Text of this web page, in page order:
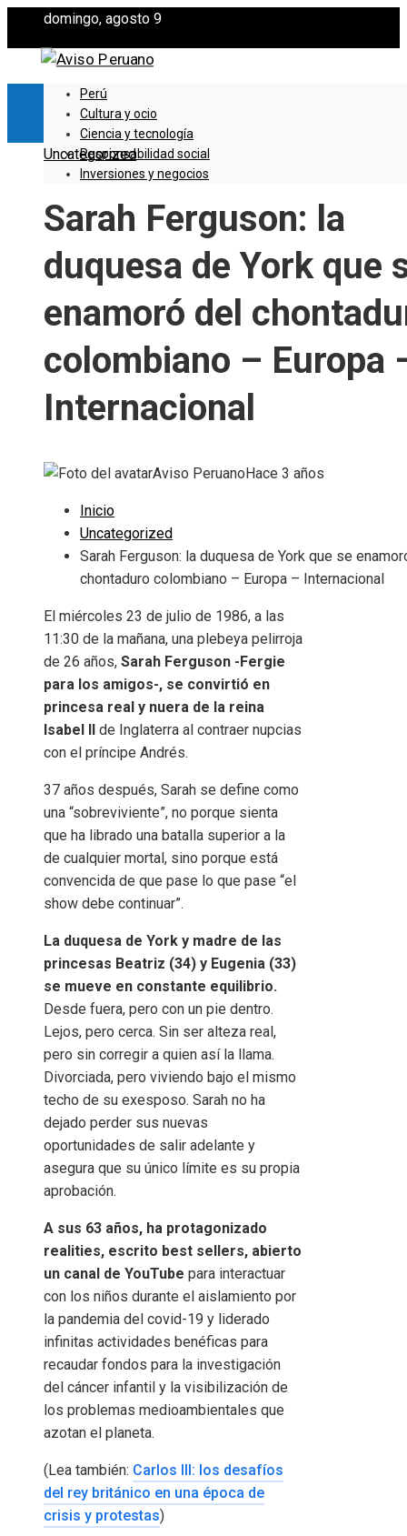
domingo, agosto 9
Perú
Cultura y ocio
Ciencia y tecnología
Responsabilidad social
Inversiones y negocios
Uncategorized
Sarah Ferguson: la
duquesa de York que
enamoró del
colombiano – Europa
Internacional
Aviso Peruano Hace 3 años
Inicio
Uncategorized
Sarah Ferguson: la duquesa de York que se
chontaduro colombiano – Europa – Internacional
El miércoles 23 de julio de 1986, a las
11:30 de la mañana, una plebeya pelirroja
de 26 años, Sarah Ferguson -Fergie
para los amigos-, se convirtió en
princesa real y nuera de la reina
Isabel II de Inglaterra al contraer nupcias
con el príncipe Andrés.
37 años después, Sarah se define como
una “sobreviviente”, no porque sienta
que ha librado una batalla superior a la
de cualquier mortal, sino porque está
convencida de que pase lo que pase “el
show debe continuar”.
La duquesa de York y madre de las
princesas Beatriz (34) y Eugenia (33)
se mueve en constante equilibrio.
Desde fuera, pero con un pie dentro.
Lejos, pero cerca. Sin ser alteza real,
pero sin corregir a quien así la llama.
Divorciada, pero viviendo bajo el mismo
techo de su exesposo. Sarah no ha
dejado perder sus nuevas
oportunidades de salir adelante y
asegura que su único límite es su propia
aprobación.
A sus 63 años, ha protagonizado
realities, escrito best sellers, abierto
un canal de YouTube para interactuar
con los niños durante el aislamiento por
la pandemia del covid-19 y liderado
infinitas actividades benéficas para
recaudar fondos para la investigación
del cáncer infantil y la visibilización de
los problemas medioambientales que
azotan el planeta.
(Lea también: Carlos III: los desafíos
del rey británico en una época de
crisis y protestas)